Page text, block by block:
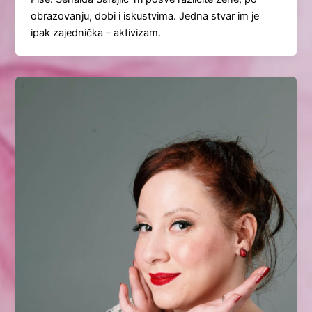
obrazovanju, dobi i iskustvima. Jedna stvar im je
ipak zajednička – aktivizam.